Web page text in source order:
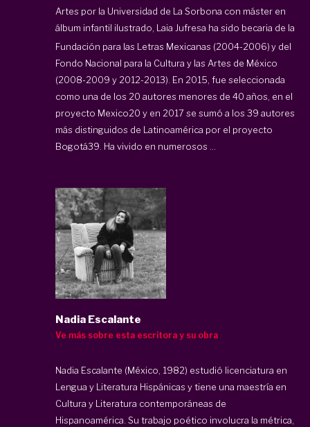
Artes por la Universidad de La Sorbona con máster en
álbum infantil ilustrado, Laia Jufresa ha sido becaria de la
Fundación para las Letras Mexicanas (2004-2006)y del
Fondo Nacional para la Cultura y las Artes de México
(2008-2009 y 2012-2013). En 2015, fue seleccionada
como una de los 20 autores menores de 40 años, en el
proyecto Mexico20 y en 2017 se sumó a los 39 autores
más distinguidos de Latinoamérica por el proyecto
Bogotá39. Ha vivido en numerosos ...
Nadia Escalante
Ve más sobre esta escritora y su obra
Nadia Escalante (México, 1982) estudió licenciatura en
Lengua y Literatura Hispánicas y tiene una maestría en
Cultura y Literatura contemporáneas de
Hispanoamérica. Su trabajo poético involucra la métrica,